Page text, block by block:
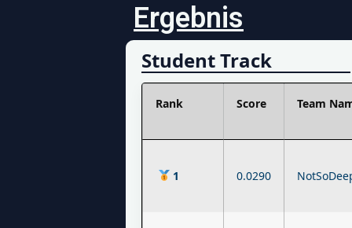
Ergebnis
Student Track
Rank Score Team
1 0.0290